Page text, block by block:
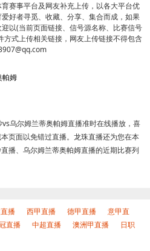
赛事平台及网友补充上传，以各大平台优
好者寻觅、收藏、分享、集合而成，如果
以(当前页面链接、信号源名称、比赛信号
式上传相关链接，网友上传链接不得包含
帕姆
乌尔姆兰蒂奥帕姆直播准时在线播放，喜
页面以免错过直播。龙珠直播还为您在本
播、乌尔姆兰蒂奥帕姆直播的近期比赛列
播 西甲直播 德甲直播
意甲直
直播 中超直播 澳洲甲直播
日职